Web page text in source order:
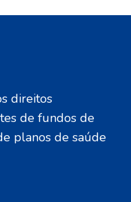
direitos
de fundos de
planos de saúde